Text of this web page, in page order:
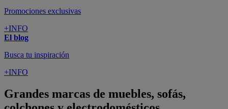
Promociones exclusivas
+INFO
El blog
Busca tu inspiración
+INFO
Grandes marcas de muebles, sofás,